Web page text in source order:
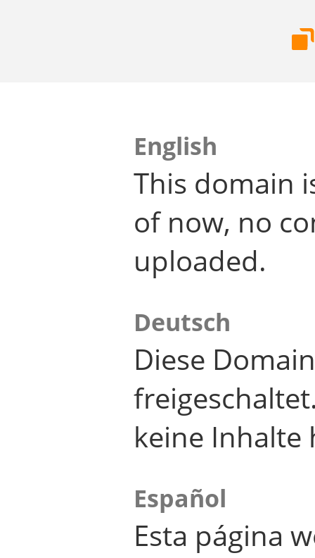
English
This domain
of now, no
uploaded.
Deutsch
Diese
keine Inhalte
Español
Esta página